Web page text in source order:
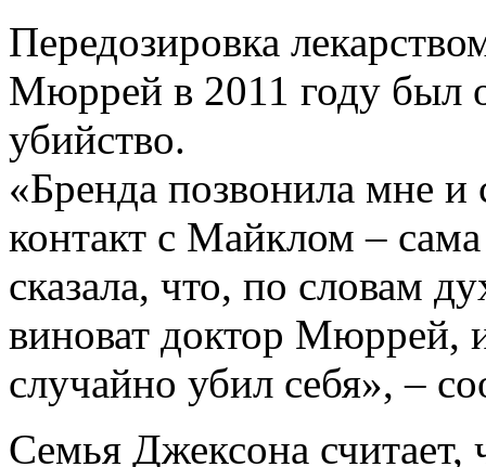
Передозировка
Мюррей в 2011 году был
убийство.
«Бренда позвонила мне и
контакт с Майклом –
сказала, что, по словам
виноват доктор Мюррей,
случайно убил себя», –
Семья Джексона